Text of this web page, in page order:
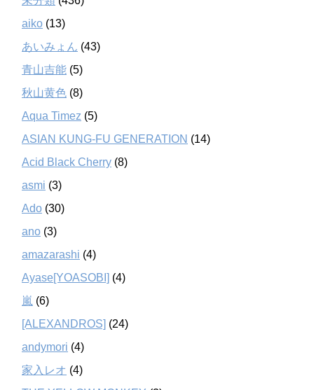
aiko (13)
あいみょん (43)
青山吉能 (5)
秋山黄色 (8)
Aqua Timez (5)
ASIAN KUNG-FU GENERATION (14)
Acid Black Cherry (8)
asmi (3)
Ado (30)
ano (3)
amazarashi (4)
Ayase[YOASOBI] (4)
嵐 (6)
[ALEXANDROS] (24)
andymori (4)
家入レオ (4)